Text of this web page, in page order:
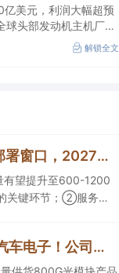
美元，利润大幅超预
头部发动机主机厂，
时海外泰国工厂建设
解锁全文
【金牌纪要库】国产超节点进入规模部署窗口，2027年出货量有望提升至600-1200套，晶圆制造、先进封装可能成为决定出货增速的关键环节
望提升至600-1200
关键环节；②服务器
代有望加快，400G、
【公告全知道】PCB+CPO+英伟达+汽车电子！公司已批量供货800G光模块